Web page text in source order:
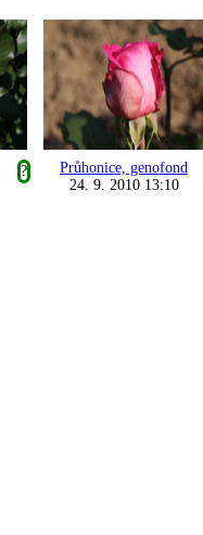
?
Průhonice, genofond
24. 9. 2010 13:10